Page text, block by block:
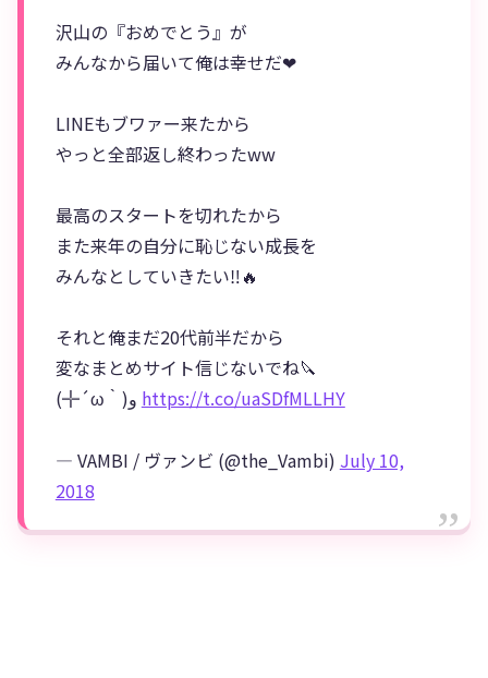
沢山の『おめでとう』が
みんなから届いて俺は幸せだ❤
LINEもブワァー来たから
やっと全部返し終わったww
最高のスタートを切れたから
また来年の自分に恥じない成長を
みんなとしていきたい‼️🔥
それと俺まだ20代前半だから
変なまとめサイト信じないでね🔪
https://t.co/uaSDfMLLHY
— VAMBI / ヴァンビ (@the_Vambi) July 10,
2018